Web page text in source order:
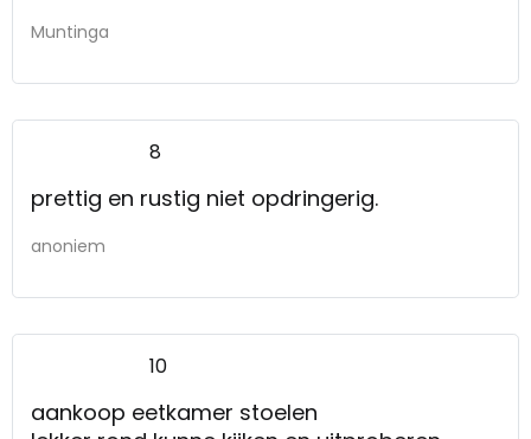
Muntinga
8
prettig en rustig niet opdringerig.
anoniem
10
aankoop eetkamer stoelen